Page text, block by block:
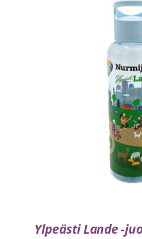
LISÄÄ OSTOSKORIIN
Ylpeästi Lande -